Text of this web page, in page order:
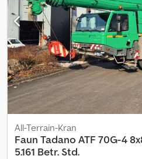
36.000 kg Funktionell
Wartung, Verlauf und Zustand APK
Hauptuntersuchung): geprüft bis
sehr gut Optischer Zustand: sehr
1VKP472
All-Terrain-Kran
Faun Tadano ATF 70G-4
5.161 Betr. Std.